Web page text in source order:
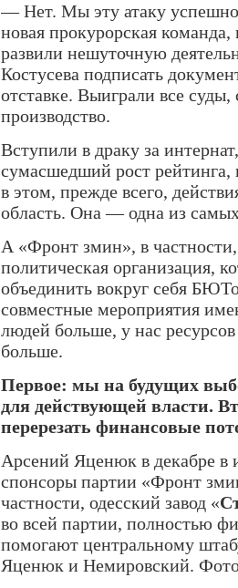
— Нет. Мы эту атаку успешно
новая прокурорская
развили нешуточную
Костусева подписать
отставке. Выиграли все
производство.
Вступили в драку за
сумасшедший рост
в этом, прежде всего,
область. Она — одна из
А «Фронт змин», в
политическая организация,
объединить вокруг себя
совместные мероприятия
людей больше, у нас
больше.
Первое: мы на будущих
для действующей власти.
перерезать финансовые
Арсений Яценюк в декабре в
спонсоры партии «Фронт
частности, одесский завод «
во всей партии, полностью
помогают центральному
Яценюк и Немировский.